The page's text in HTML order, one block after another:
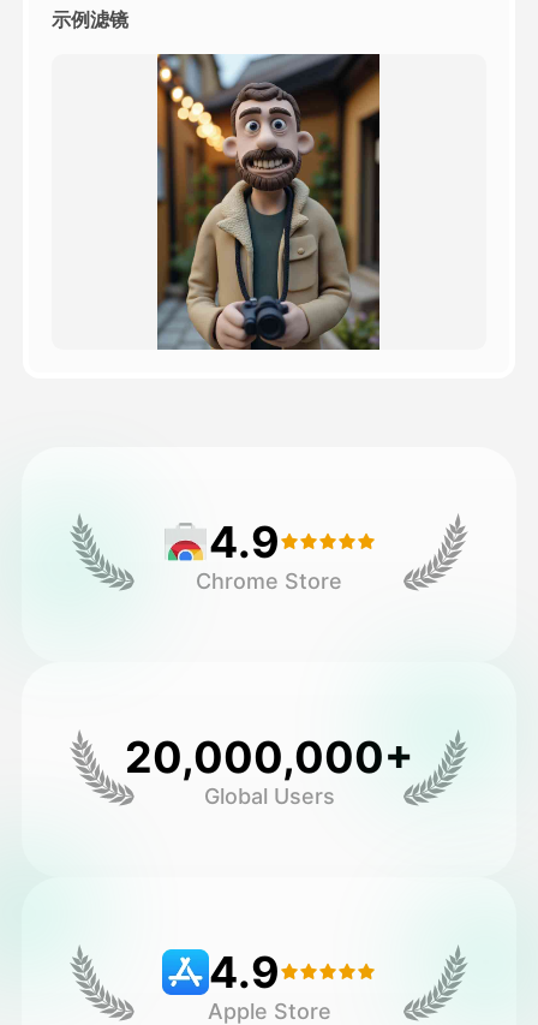
示例滤镜
4.9
Chrome Store
20,000,000+
Global Users
4.9
Apple Store